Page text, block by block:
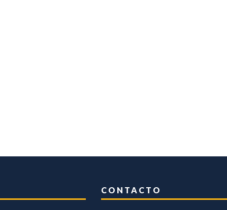
CONTACTO